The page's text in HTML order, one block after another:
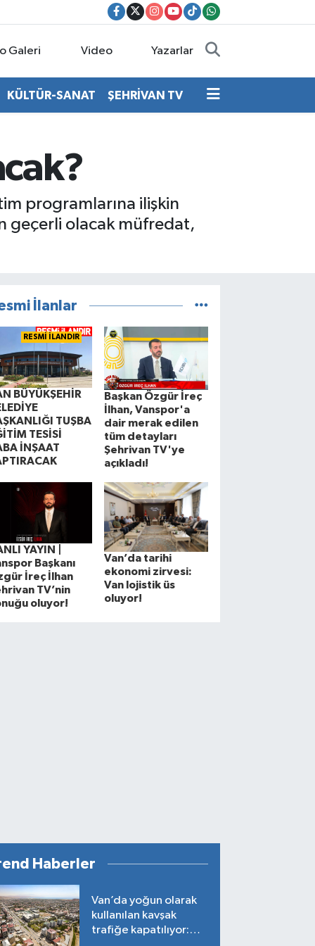
Galeri Video Yazarlar
KÜLTÜR-SANAT ŞEHRİVAN TV
programlarına ilişkin
geçerli olacak müfredat,
İlanlar
RESMİ İLANDIR
BÜYÜKŞEHİR
TUŞBA
TESİSİ
İNŞAAT
Başkan Özgür İreç
İlhan, Vanspor'a
dair merak edilen
tüm detayları
Şehrivan TV'ye
açıkladı!
YAYIN |
Başkanı
İreç İlhan
TV’nin
oluyor!
Van’da tarihi
ekonomi zirvesi:
Van lojistik üs
oluyor!
Haberler
Van’da yoğun olarak
kullanılan kavşak
trafiğe kapatılıyor: